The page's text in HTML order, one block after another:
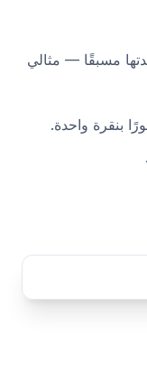
مسبقًا — مثالي
بنقرة واحدة.